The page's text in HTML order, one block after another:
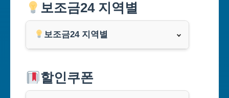
보조금24 지역별
보조금24 지역별
부산광역시
할인쿠폰